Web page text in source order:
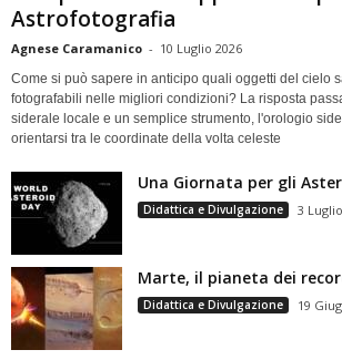
Astrofotografia
Agnese Caramanico - 10 Luglio 2026
Come si può sapere in anticipo quali oggetti del cielo
fotografabili nelle migliori condizioni? La risposta
siderale locale e un semplice strumento, l'orologio
orientarsi tra le coordinate della volta celeste
Una Giornata per gli
Didattica e Divulgazione 3
Marte, il pianeta dei
Didattica e Divulgazione 19